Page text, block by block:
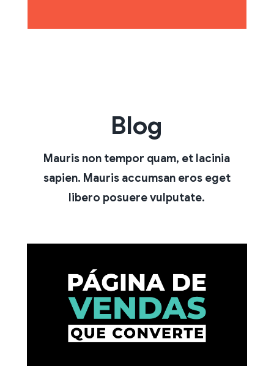
Blog
Mauris non tempor quam, et lacinia
sapien. Mauris accumsan eros eget
libero posuere vulputate.